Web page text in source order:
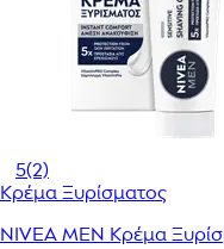
5(2)
Κρέμα Ξυρίσματος
NIVEA MEN Κρέμα